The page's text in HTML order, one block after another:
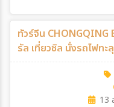
ทัวร์จีน CHONGQING
รัล เที่ยวชิล นั่งรถไฟทะ
13